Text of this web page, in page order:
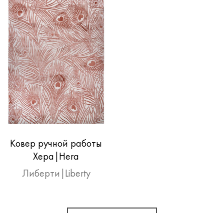
Ковер ручной работы
Хера|Hera
Либерти|Liberty